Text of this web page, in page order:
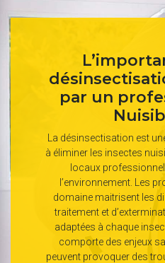
par un
La désinsectisation est
à éliminer les insectes
locaux
l’environnement. Les
domaine maitrisent les
traitement et
adaptées à chaque
comporte des enjeux
peuvent provoquer des